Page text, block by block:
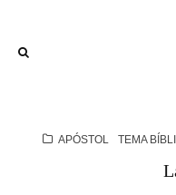
APÓSTOL TEMA